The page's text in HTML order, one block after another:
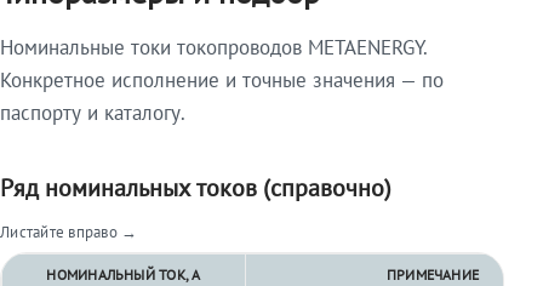
Номинальные токи токопроводов METAENERGY.
Конкретное исполнение и точные значения — по
паспорту и каталогу.
Ряд номинальных токов (справочно)
Листайте вправо →
НОМИНАЛЬНЫЙ ТОК, А ПРИМЕЧАНИЕ